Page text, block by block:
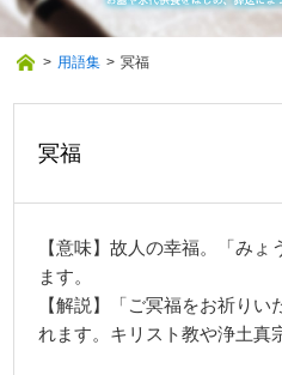
> 用語集 > 冥福
冥福
【意味】故人の幸福。「み
ます。
【解説】「ご冥福をお祈り
れます。キリスト教や浄土真